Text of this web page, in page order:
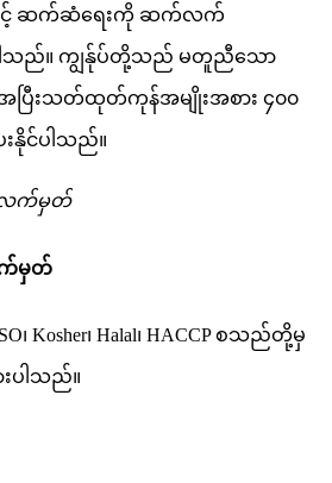
င့် ဆက်ဆံရေးကို ဆက်လက်
သည်။ ကျွန်ုပ်တို့သည် မတူညီသော
အပြီးသတ်ထုတ်ကုန်အမျိုးအစား ၄၀၀
နိုင်ပါသည်။
မှတ်
၊ Kosher၊ Halal၊ HACCP စသည်တို့မှ
ပါသည်။